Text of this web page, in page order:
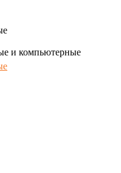
и компьютерные